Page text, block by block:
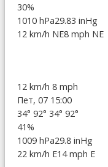
30%
1010 hPa29.83 inHg
12 km/h NE8 mph NE
12 km/h 8 mph
Пет, 07 15:00
34° 92° 34° 92°
41%
1009 hPa29.8 inHg
22 km/h E14 mph E